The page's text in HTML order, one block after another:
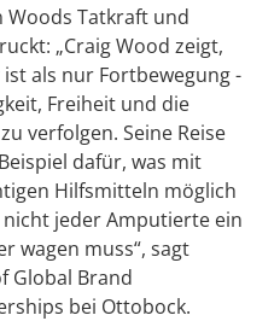
Woods Tatkraft und
„Craig Wood zeigt,
als nur Fortbewegung -
Freiheit und die
verfolgen. Seine Reise
dafür, was mit
Hilfsmitteln möglich
jeder Amputierte ein
wagen muss“, sagt
Global Brand
bei Ottobock.